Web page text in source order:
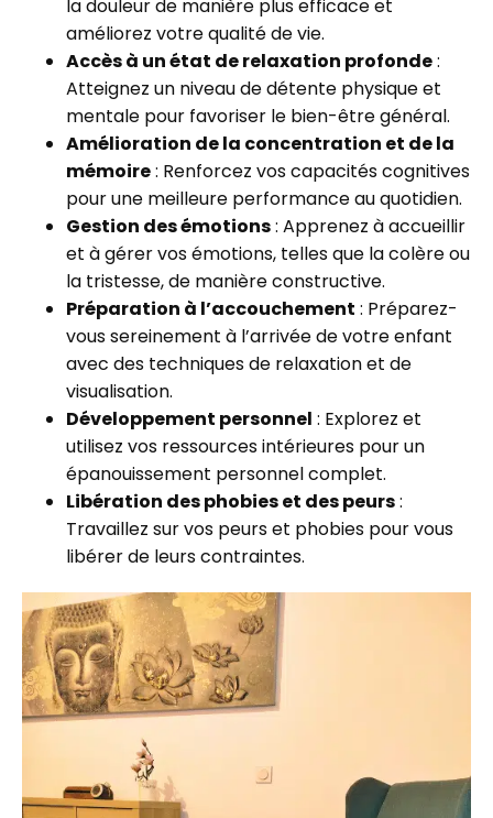
la douleur de manière plus efficace et
améliorez votre qualité de vie.
Accès à un état de relaxation profonde:
Atteignez un niveau de détente physique et
mentale pour favoriser le bien-être général.
Amélioration de la concentration et de la
mémoire: Renforcez vos capacités cognitives
pour une meilleure performance au quotidien.
Gestion des émotions: Apprenez à accueillir
et à gérer vos émotions, telles que la colère ou
la tristesse, de manière constructive.
Préparation à l’accouchement : Préparez-
vous sereinement à l’arrivée de votre enfant
avec des techniques de relaxation et de
visualisation.
Développement personnel : Explorez et
utilisez vos ressources intérieures pour un
épanouissement personnel complet.
Libération des phobies et des peurs:
Travaillez sur vos peurs et phobies pour vous
libérer de leurs contraintes.